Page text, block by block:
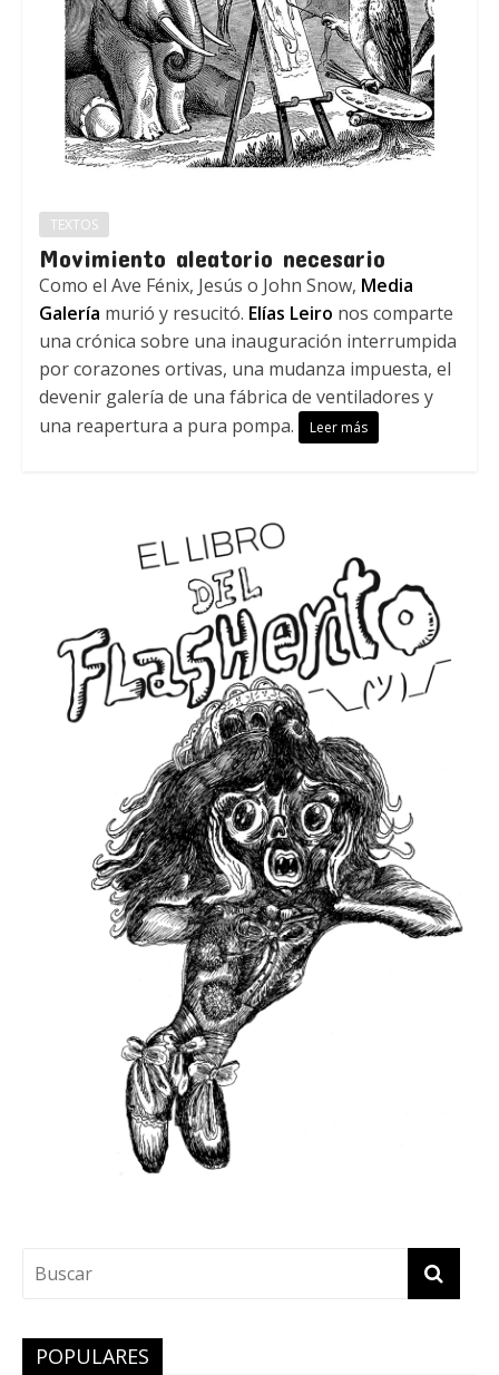
TEXTOS
Movimiento aleatorio necesario
Como el Ave Fénix, Jesús o John Snow, Media
Galería murió y resucitó. Elías Leiro nos comparte
una crónica sobre una inauguración interrumpida
por corazones ortivas, una mudanza impuesta, el
devenir galería de una fábrica de ventiladores y
una reapertura a pura pompa.
Leer más
POPULARES